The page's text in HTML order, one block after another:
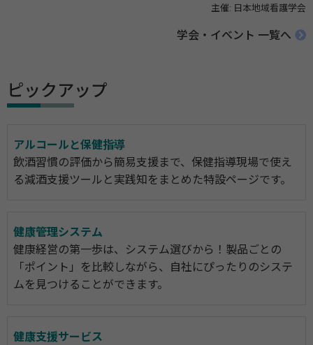
主催: 日本地域看護学会
学会・イベント 一覧へ
ピックアップ
アルコールと保健指導
飲酒習慣の評価から簡易支援まで、保健指導現場で使え
る減酒支援ツールと実践知をまとめた特設ページです。
健康管理システム
健康経営の第一歩は、システム選びから！製品ごとの
「ポイント」を比較しながら、自社にぴったりのシステ
ムを見つけることができます。
健康支援サービス